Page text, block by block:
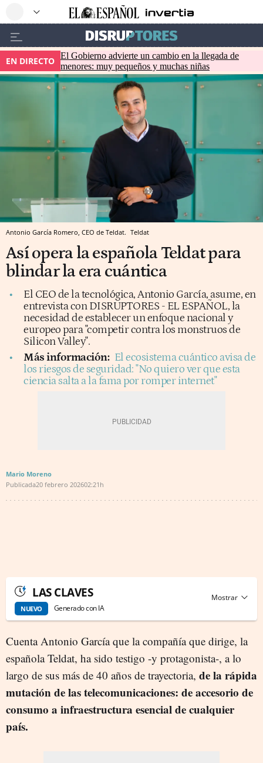
EN DIRECTO El Gobierno advierte un cambio en la llegada de
menores: muy pequeños y muchas niñas
Antonio García Romero, CEO de Teldat. Teldat
Así opera la española Teldat para
blindar la era cuántica
El CEO de la tecnológica, Antonio García, asume, en
entrevista con DISRUPTORES - EL ESPAÑOL, la
necesidad de establecer un enfoque nacional y
europeo para "competir contra los monstruos de
Silicon Valley".
Más información: El ecosistema cuántico avisa de
los riesgos de seguridad: "No quiero ver que esta
ciencia salta a la fama por romper internet"
Mario Moreno
Publicada20 febrero 202602:21h
LAS CLAVES
NUEVO Generado con IA
Cuenta Antonio García que la compañía que dirige, la
española Teldat, ha sido testigo -y protagonista-, a lo
largo de sus más de 40 años de trayectoria, de la rápida
mutación de las telecomunicaciones: de accesorio de
consumo a infraestructura esencial de cualquier
país.